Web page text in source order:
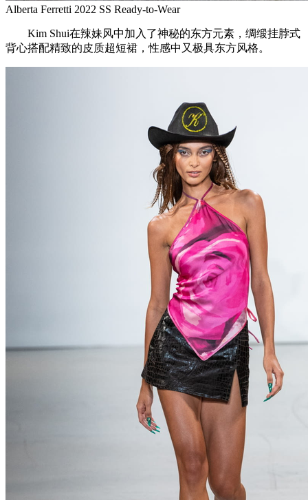
Alberta Ferretti 2022 SS Ready-to-Wear
Kim Shui在辣妹风中加入了神秘的东方元素，绸缎挂脖式
背心搭配精致的皮质超短裙，性感中又极具东方风格。